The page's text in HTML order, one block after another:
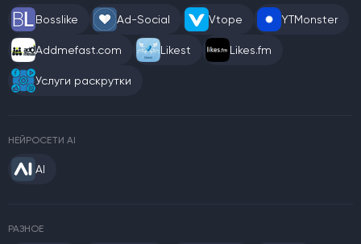
Bosslike Ad-Social Vtope YTMonster
Addmefast.com Likest Likes.fm
Услуги раскрутки
НЕЙРОСЕТИ AI
AI
РАЗНОЕ